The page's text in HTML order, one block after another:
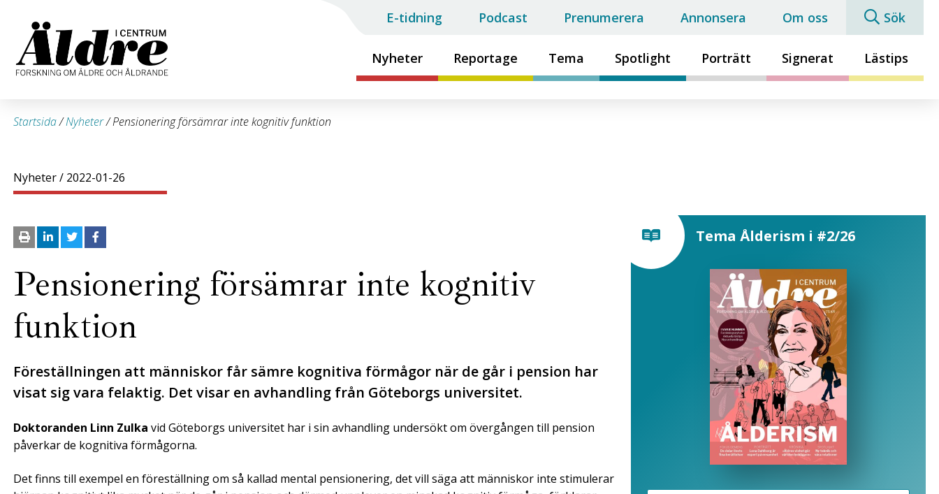
Nyheter Reportage Tema Spotlight Porträtt Signerat Lästips
E-tidning Podcast Prenumerera Annonsera Om oss Sök
Startsida/Nyheter/Pensionering försämrar inte kognitiv funktion
Nyheter/ 2022-01-26
Pensionering försämrar inte kognitiv
funktion
Föreställningen att människor får sämre kognitiva förmågor när de går i pension har
visat sig vara felaktig. Det visar en avhandling från Göteborgs universitet.
Doktoranden Linn Zulka vid Göteborgs universitet har i sin avhandling undersökt om övergången till pension
påverkar de kognitiva förmågorna.
Det finns till exempel en föreställning om så kallad mental pensionering, det vill säga att människor inte stimulerar
Tema Ålderism i #2/26